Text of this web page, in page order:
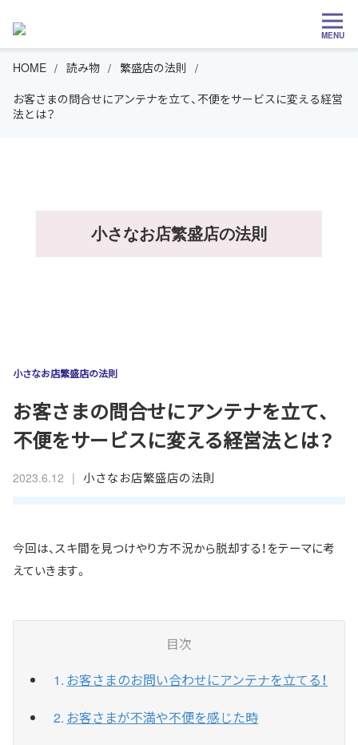
MENU
HOME 読み物
繁盛店の法則
お客さまの問合せにアンテナを立て、不便をサービスに変える経営
法とは？
小さなお店繁盛店の法則
小さなお店繁盛店の法則
お客さまの問合せにアンテナを立て、
不便をサービスに変える経営法とは？
2023.6.12 | 小さなお店繁盛店の法則
今回は、スキ間を見つけやり方不況から脱却する！をテーマに考
えていきます。
目次
お客さまのお問い合わせにアンテナを立てる！
お客さまが不満や不便を感じた時